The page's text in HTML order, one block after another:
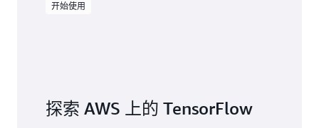
开始使用
探索 AWS 上的 TensorFlow